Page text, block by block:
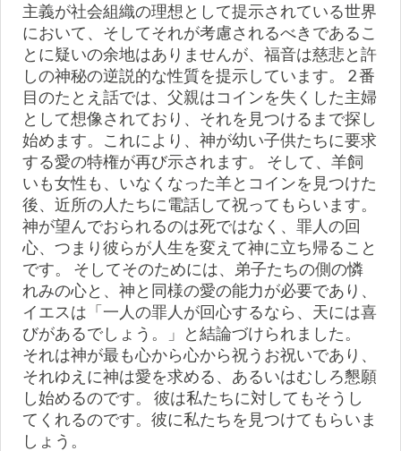
主義が社会組織の理想として提示されている世界
において、そしてそれが考慮されるべきであるこ
とに疑いの余地はありませんが、福音は慈悲と許
しの神秘の逆説的な性質を提示しています。 2 番
目のたとえ話では、父親はコインを失くした主婦
として想像されており、それを見つけるまで探し
始めます。これにより、神が幼い子供たちに要求
する愛の特権が再び示されます。 そして、羊飼
いも女性も、いなくなった羊とコインを見つけた
後、近所の人たちに電話して祝ってもらいます。
神が望んでおられるのは死ではなく、罪人の回
心、つまり彼らが人生を変えて神に立ち帰ること
です。 そしてそのためには、弟子たちの側の憐
れみの心と、神と同様の愛の能力が必要であり、
イエスは「一人の罪人が回心するなら、天には喜
びがあるでしょう。」と結論づけられました。
それは神が最も心から心から祝うお祝いであり、
それゆえに神は愛を求める、あるいはむしろ懇願
し始めるのです。 彼は私たちに対してもそうし
てくれるのです。彼に私たちを見つけてもらいま
しょう。